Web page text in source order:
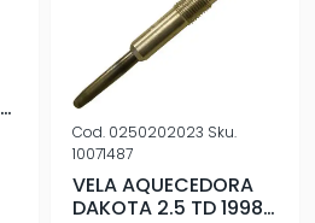
Cod. 0250202023 Sku.
10071487
VELA AQUECEDORA
DAKOTA 2.5 TD 1998